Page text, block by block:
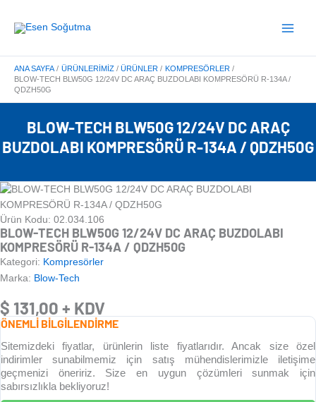
atla
Menu
ANA SAYFA ÜRÜNLERIMIZ ÜRÜNLER
KOMPRESÖRLER
BLOW-TECH BLW50G 12/24V DC ARAÇ BUZDOLABI KOMPRESÖRÜ R-134A /
QDZH50G
BLOW-TECH BLW50G 12/24V DC ARAÇ
BUZDOLABI KOMPRESÖRÜ R-134A / QDZH50G
Ürün Kodu: 02.034.106
BLOW-TECH BLW50G 12/24V DC ARAÇ BUZDOLABI
KOMPRESÖRÜ R-134A / QDZH50G
Kategori: Kompresörler
Marka: Blow-Tech
$ 131,00 + KDV
ÖNEMLİ BİLGİLENDİRME
Sitemizdeki fiyatlar, ürünlerin liste fiyatlarıdır. Ancak size özel
indirimler sunabilmemiz için satış mühendislerimizle iletişime
geçmenizi öneririz. Size en uygun çözümleri sunmak için
sabırsızlıkla bekliyoruz!